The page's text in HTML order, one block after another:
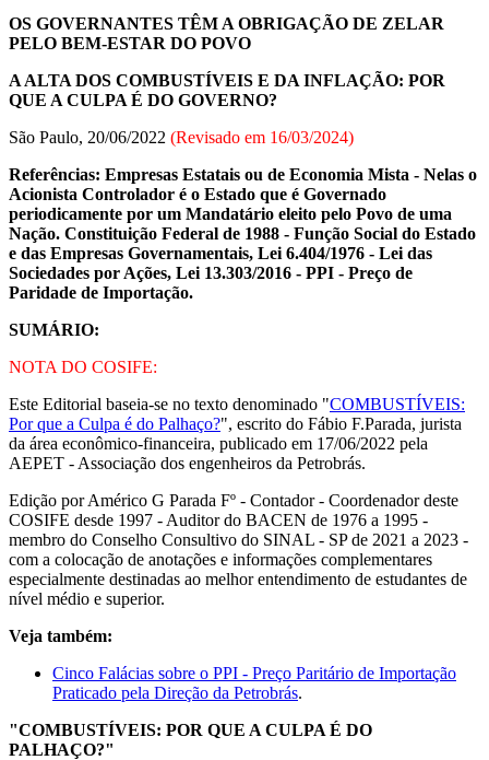
OS GOVERNANTES TÊM A OBRIGAÇÃO DE ZELAR
PELO BEM-ESTAR DO POVO
A ALTA DOS COMBUSTÍVEIS E DA INFLAÇÃO: POR
QUE A CULPA É DO GOVERNO?
São Paulo, 20/06/2022 (Revisado em 16/03/2024)
Referências: Empresas Estatais ou de Economia Mista - Nelas o
Acionista Controlador é o Estado que é Governado
periodicamente por um Mandatário eleito pelo Povo de uma
Nação. Constituição Federal de 1988 - Função Social do Estado
e das Empresas Governamentais, Lei 6.404/1976 - Lei das
Sociedades por Ações, Lei 13.303/2016 - PPI - Preço de
Paridade de Importação.
SUMÁRIO:
NOTA DO COSIFE:
Este Editorial baseia-se no texto denominado "COMBUSTÍVEIS:
Por que a Culpa é do Palhaço?", escrito do Fábio F.Parada, jurista
da área econômico-financeira, publicado em 17/06/2022 pela
AEPET - Associação dos engenheiros da Petrobrás.
Edição por Américo G Parada Fº - Contador - Coordenador deste
COSIFE desde 1997 - Auditor do BACEN de 1976 a 1995 -
membro do Conselho Consultivo do SINAL - SP de 2021 a 2023 -
com a colocação de anotações e informações complementares
especialmente destinadas ao melhor entendimento de estudantes de
nível médio e superior.
Veja também:
Cinco Falácias sobre o PPI - Preço Paritário de Importação
Praticado pela Direção da Petrobrás.
"COMBUSTÍVEIS: POR QUE A CULPA É DO
PALHAÇO?"